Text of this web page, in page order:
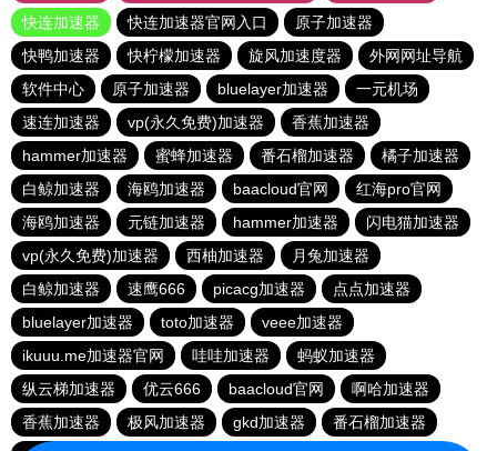
快连加速器
快连加速器官网入口
原子加速器
快鸭加速器
快柠檬加速器 旋风加速度器
外网网址导航
软件中心
原子加速器 bluelayer加速器
一元机场
速连加速器
vp(永久免费)加速器
香蕉加速器
hammer加速器
蜜蜂加速器 番石榴加速器
橘子加速器
白鲸加速器
海鸥加速器 baacloud官网
红海pro官网
海鸥加速器
元链加速器 hammer加速器
闪电猫加速器
vp(永久免费)加速器
西柚加速器
月兔加速器
白鲸加速器
速鹰666 picacg加速器
点点加速器
bluelayer加速器
toto加速器
veee加速器
ikuuu.me加速器官网
哇哇加速器
蚂蚁加速器
纵云梯加速器
优云666 baacloud官网
啊哈加速器
香蕉加速器
极风加速器 gkd加速器
番石榴加速器